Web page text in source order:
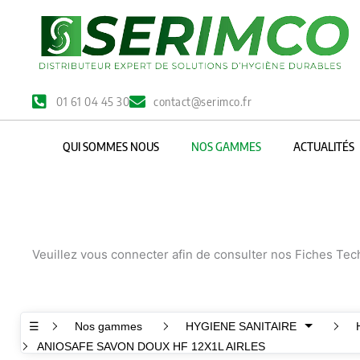
01 61 04 45 30 contact@serimco.fr
QUI SOMMES NOUS NOS GAMMES ACTUALITÉS
Veuillez vous connecter afin de consulter nos Fiches
☰ Nos gammes HYGIENE SANITAIRE
ANIOSAFE SAVON DOUX HF 12X1L AIRLES